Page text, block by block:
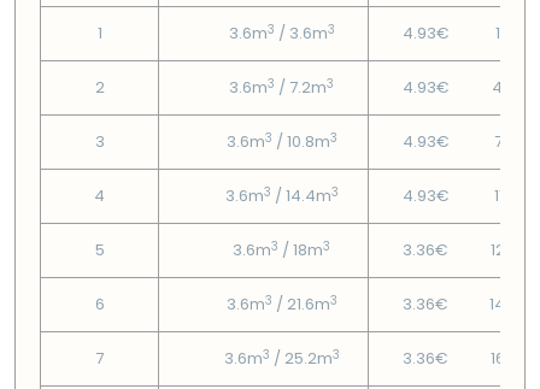
1 3.6m3 / 3.6m3 4.93€ 1.74€
2 3.6m3 / 7.2m3 4.93€ 4.52€
3 3.6m3 / 10.8m3 4.93€ 7.97€
4 3.6m3 / 14.4m3 4.93€ 11.41€
5 3.6m3 / 18m3 3.36€ 12.96€
6 3.6m3 / 21.6m3 3.36€
7 3.6m3 / 25.2m3 3.36€ 16.07€